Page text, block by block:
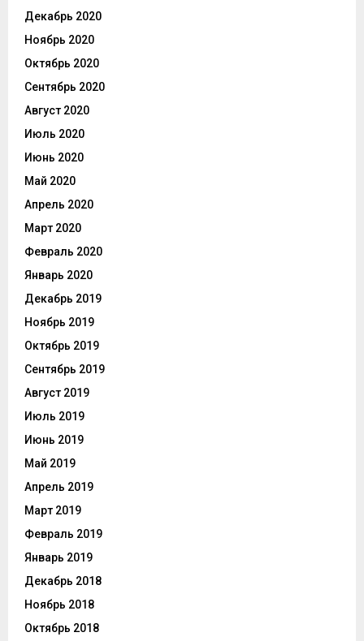
Декабрь 2020
Ноябрь 2020
Октябрь 2020
Сентябрь 2020
Август 2020
Июль 2020
Июнь 2020
Май 2020
Апрель 2020
Март 2020
Февраль 2020
Январь 2020
Декабрь 2019
Ноябрь 2019
Октябрь 2019
Сентябрь 2019
Август 2019
Июль 2019
Июнь 2019
Май 2019
Апрель 2019
Март 2019
Февраль 2019
Январь 2019
Декабрь 2018
Ноябрь 2018
Октябрь 2018